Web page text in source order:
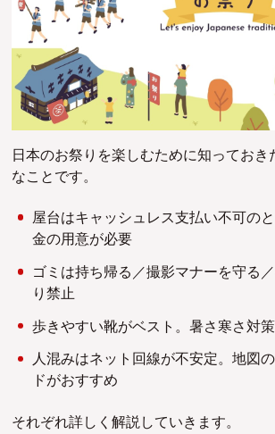
日本のお祭りを楽しむために知っておき
なことです。
屋台はキャッシュレス支払い不可の
金の用意が必要
ゴミは持ち帰る／撮影マナーを守る
り禁止
歩きやすい靴がベスト。暑さ寒さ対
人混みはネット回線が不安定。地図
ドがおすすめ
それぞれ詳しく解説していきます。